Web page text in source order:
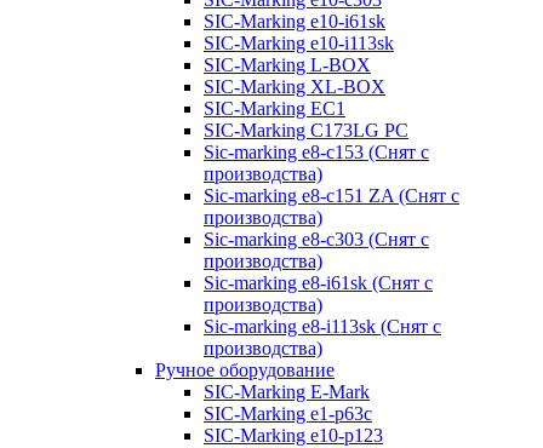
SIC-Marking e10-i61sk
SIC-Marking e10-i113sk
SIC-Marking L-BOX
SIC-Marking XL-BOX
SIC-Marking EC1
SIC-Marking C173LG PC
Sic-marking e8-c153 (Снят с
производства)
Sic-marking e8-c151 ZA (Снят с
производства)
Sic-marking e8-c303 (Снят с
производства)
Sic-marking e8-i61sk (Снят с
производства)
Sic-marking e8-i113sk (Снят с
производства)
Ручное оборудование
SIC-Marking E-Mark
SIC-Marking e1-p63с
SIC-Marking e10-p123